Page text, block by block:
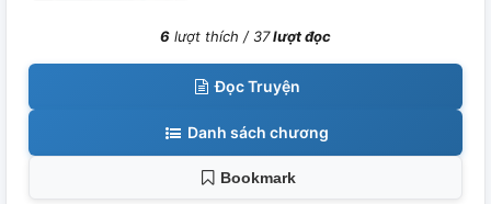
6 lượt thích /37lượt đọc
Đọc Truyện
Danh sách chương
Bookmark